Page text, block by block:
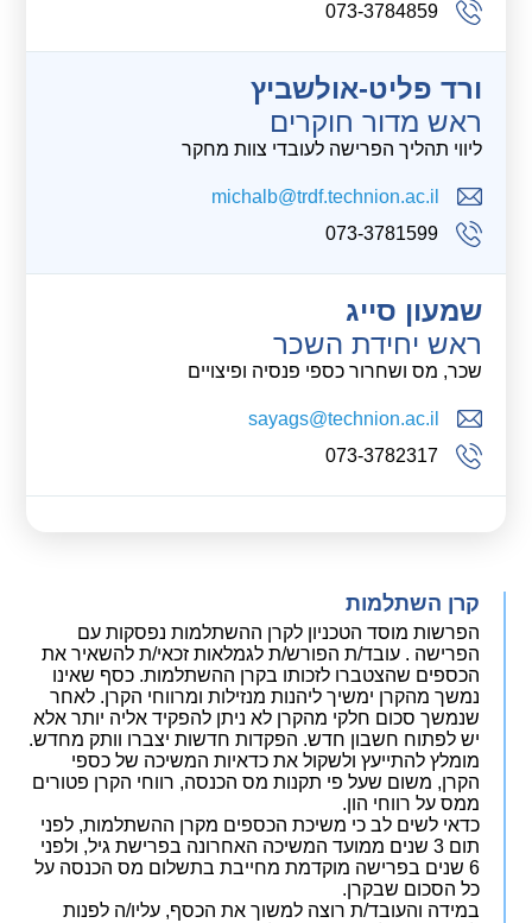
073-3784859
ורד פליט-אולשביץ
ראש מדור חוקרים
ליווי תהליך הפרישה לעובדי צוות מחקר
michalb@trdf.technion.ac.il
073-3781599
שמעון סייג
ראש יחידת השכר
שכר, מס ושחרור כספי פנסיה ופיצויים
sayags@technion.ac.il
073-3782317
קרן השתלמות
הפרשות מוסד הטכניון לקרן ההשתלמות נפסקות עם
הפרישה . עובד/ת הפורש/ת לגמלאות זכאי/ת להשאיר את
הכספים שהצטברו לזכותו בקרן ההשתלמות. כסף שאינו
נמשך מהקרן ימשיך ליהנות מנזילות ומרווחי הקרן. לאחר
שנמשך סכום חלקי מהקרן לא ניתן להפקיד אליה יותר אלא
יש לפתוח חשבון חדש. הפקדות חדשות יצברו וותק מחדש.
מומלץ להתייעץ ולשקול את כדאיות המשיכה של כספי
הקרן, משום שעל פי תקנות מס הכנסה, רווחי הקרן פטורים
ממס על רווחי הון.
כדאי לשים לב כי משיכת הכספים מקרן ההשתלמות, לפני
תום 3 שנים ממועד המשיכה האחרונה בפרישת גיל, ולפני
6 שנים בפרישה מוקדמת מחייבת בתשלום מס הכנסה על
כל הסכום שבקרן.
במידה והעובד/ת רוצה למשוך את הכסף, עליו/ה לפנות